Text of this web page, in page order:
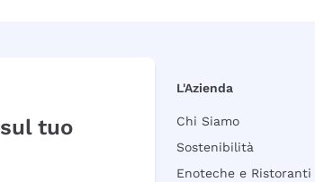
sul tuo
L'Azienda
Chi Siamo
Sostenibilità
Enoteche e Ristoranti